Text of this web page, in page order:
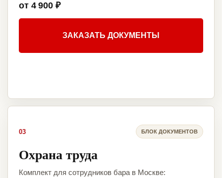
от 4 900 ₽
ЗАКАЗАТЬ ДОКУМЕНТЫ
03 БЛОК ДОКУМЕНТОВ
Охрана труда
Комплект для сотрудников бара в Москве: